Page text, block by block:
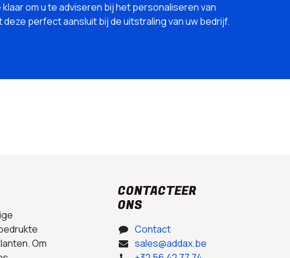
klaar om u te adviseren bij het personaliseren van
deze perfect aansluit bij de uitstraling van uw bedrijf.
Om
CONTACTEER
ONS
Contact
sales@addax.be